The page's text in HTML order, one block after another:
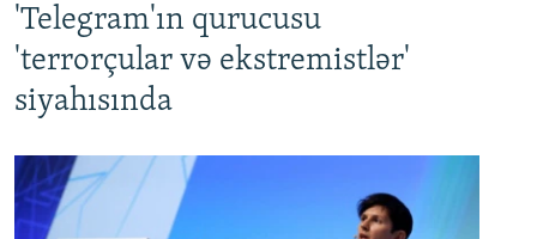
'Telegram'ın qurucusu
'terrorçular və ekstremistlər'
siyahısında